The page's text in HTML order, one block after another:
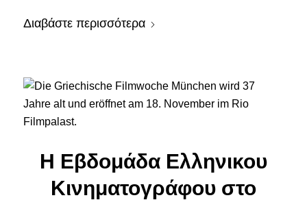
Διαβάστε περισσότερα
Η Εβδομάδα Ελληνικου
Κινηματογράφου στο